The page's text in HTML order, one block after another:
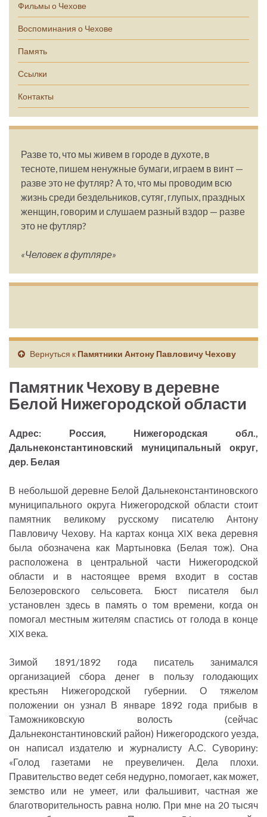
Фильмы о Чехове
Воспоминания о Чехове
Память
Ссылки
Контакты
Разве то, что мы живем в городе в духоте, в
тесноте, пишем ненужные бумаги, играем в винт —
разве это не футляр? А то, что мы проводим всю
жизнь среди бездельников, сутяг, глупых, праздных
женщин, говорим и слушаем разный вздор — разве
это не футляр?
«Человек в футляре»
Вернуться к Памятники Антону Павловичу Чехову
Памятник Чехову в деревне
Белой Нижегородской области
Адрес: Россия, Нижегородская обл.,
Дальнеконстантиновский муниципальный округ,
дер. Белая
В небольшой деревне Белой Дальнеконстантиновского
муниципального округа Нижегородской области стоит
памятник великому русскому писателю Антону
Павловичу Чехову. На картах конца XIX века деревня
была обозначена как Мартыновка (Белая тож). Она
расположена в центральной части Нижегородской
области и в настоящее время входит в состав
Белозеровского сельсовета. Бюст писателя был
установлен здесь в память о том времени, когда он
помогал местным жителям спастись от голода в конце
XIX века.
Зимой 1891/1892 года писатель занимался
организацией сбора денег в пользу голодающих
крестьян Нижегородской губернии. О тяжелом
положении он узнал В январе 1892 года прибыв в
Таможниковскую волость (сейчас
Дальнеконстантиновский район) Нижегородского уезда,
он написал издателю и журналисту А.С. Суворину:
«Голод газетами не преувеличен. Дела плохи.
Правительство ведет себя недурно, помогает, как может,
земство или не умеет, или фальшивит, частная же
благотворительность равна нолю. При мне на 20 тысяч